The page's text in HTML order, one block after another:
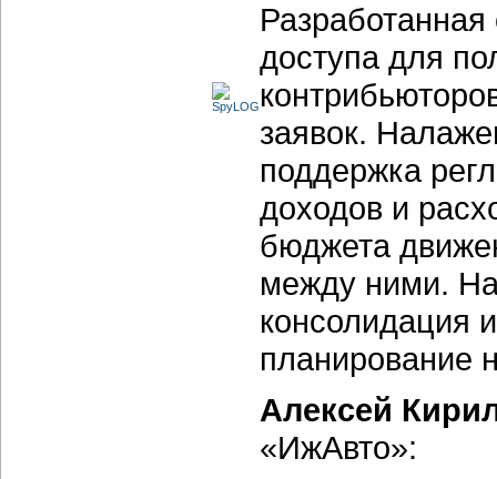
доступа для
заявок.
поддержка
доходов и
бюджета
между ними. На
консолидация
планирование
Алексей
«ИжАвто»: